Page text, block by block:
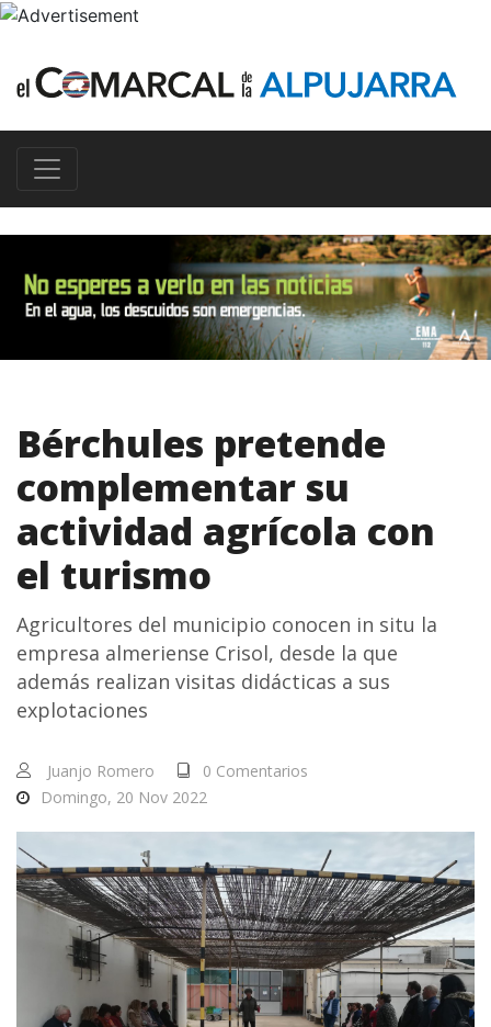
Bérchules pretende
complementar su
actividad agrícola con
el turismo
Agricultores del municipio conocen in situ la
empresa almeriense Crisol, desde la que
además realizan visitas didácticas a sus
explotaciones
Juanjo Romero
0 Comentarios
Domingo, 20 Nov 2022